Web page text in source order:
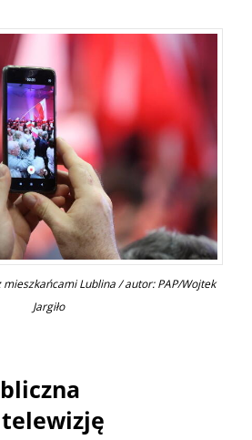
mieszkańcami Lublina / autor: PAP/Wojtek
Jargiło